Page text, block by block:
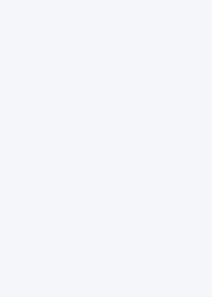
است؟
تأثیر بنیادی محدودی در کوتاه مدت